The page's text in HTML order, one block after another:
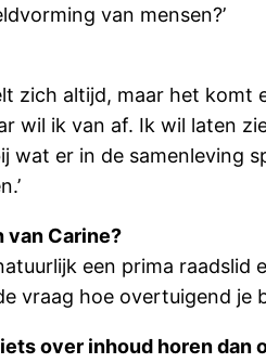
van mensen?’
zich altijd, maar het
wil ik van af. Ik wil laten
wat er in de samenleving
van Carine?
een prima
vraag hoe overtuigend je
over inhoud horen dan